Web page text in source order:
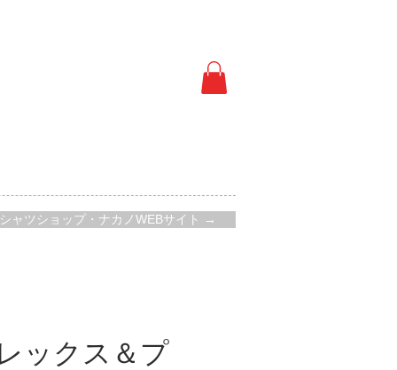
ックス＆プ
ャツショップ・ナカノWEBサイト →